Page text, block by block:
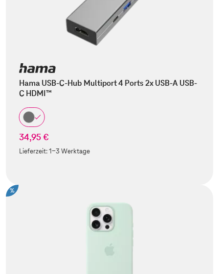
Hama USB-C-Hub Multiport 4 Ports 2x USB-A USB-
C HDMI™
34,95 €
Lieferzeit:1-3 Werktage
%